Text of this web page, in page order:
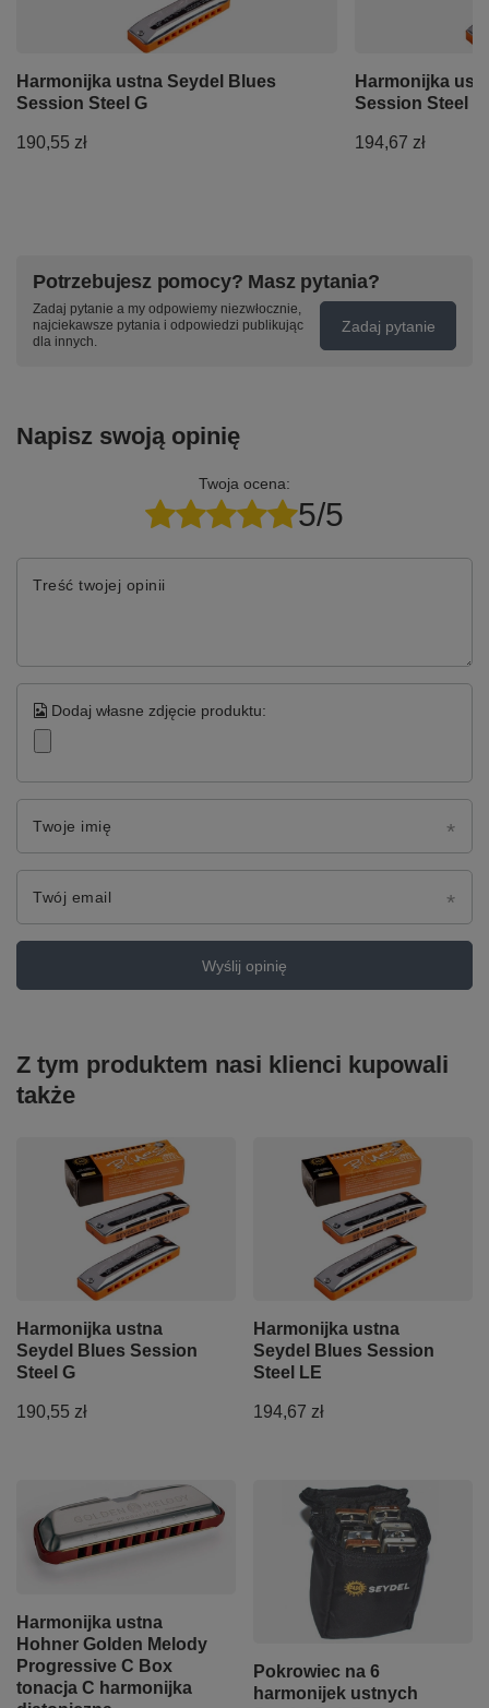
Harmonijka ustna Seydel Blues
Session Steel G
190,55 zł
Harmonijka
Session Steel
194,67 zł
Potrzebujesz pomocy? Masz pytania?
Zadaj pytanie a my odpowiemy niezwłocznie,
najciekawsze pytania i odpowiedzi publikując
dla innych.
Zadaj pytanie
Napisz swoją opinię
Twoja ocena:
5/5
Treść twojej opinii
Dodaj własne zdjęcie produktu:
Twoje imię
Twój email
Wyślij opinię
Z tym produktem nasi klienci kupowali
także
Harmonijka ustna
Seydel Blues Session
Steel G
190,55 zł
Harmonijka ustna
Seydel Blues Session
Steel LE
194,67 zł
Harmonijka ustna
Hohner Golden Melody
Progressive C Box
tonacja C harmonijka
Pokrowiec na 6
harmonijek ustnych